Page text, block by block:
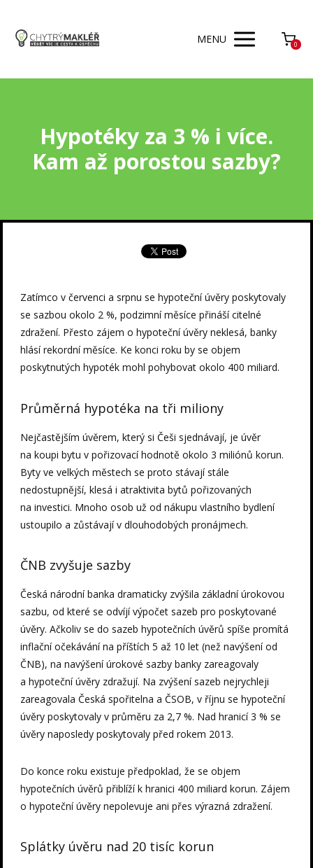
MENU 0
Hypotéky za 3 % i více.
Kam až porostou sazby?
Zatímco v červenci a srpnu se hypoteční úvěry poskytovaly
se sazbou okolo 2 %, podzimní měsíce přináší citelné
zdražení. Přesto zájem o hypoteční úvěry neklesá, banky
hlásí rekordní měsíce. Ke konci roku by se objem
poskytnutých hypoték mohl pohybovat okolo 400 miliard.
Průměrná hypotéka na tři miliony
Nejčastějším úvěrem, který si Češi sjednávají, je úvěr
na koupi bytu v pořizovací hodnotě okolo 3 miliónů korun.
Byty ve velkých městech se proto stávají stále
nedostupnější, klesá i atraktivita bytů pořizovaných
na investici. Mnoho osob už od nákupu vlastního bydlení
ustoupilo a zůstávají v dlouhodobých pronájmech.
ČNB zvyšuje sazby
Česká národní banka dramaticky zvýšila základní úrokovou
sazbu, od které se odvíjí výpočet sazeb pro poskytované
úvěry. Ačkoliv se do sazeb hypotečních úvěrů spíše promítá
inflační očekávání na příštích 5 až 10 let (než navýšení od
ČNB), na navýšení úrokové sazby banky zareagovaly
a hypoteční úvěry zdražují. Na zvýšení sazeb nejrychleji
zareagovala Česká spořitelna a ČSOB, v říjnu se hypoteční
úvěry poskytovaly v průměru za 2,7 %. Nad hranicí 3 % se
úvěry naposledy poskytovaly před rokem 2013.
Do konce roku existuje předpoklad, že se objem
hypotečních úvěrů přiblíží k hranici 400 miliard korun. Zájem
o hypoteční úvěry nepolevuje ani přes výrazná zdražení.
Splátky úvěru nad 20 tisíc korun